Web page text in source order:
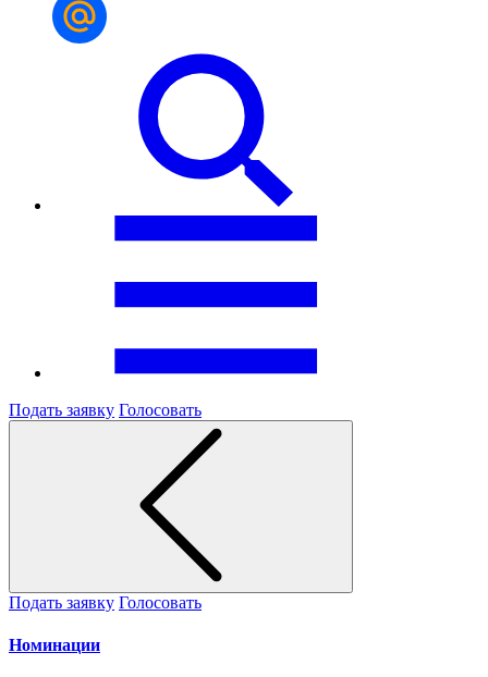
Подать заявку Голосовать
Подать заявку Голосовать
Номинации